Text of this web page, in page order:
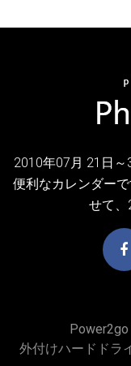
2010年07月 21日
便利なカレンダー
せて、
外付けハードドラ